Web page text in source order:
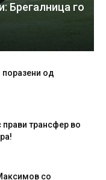
Брегалница го
од
прави трансфер во
со